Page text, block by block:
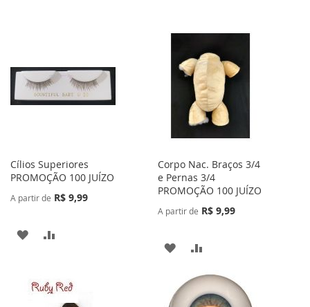
Cílios Superiores
PROMOÇÃO 100 JUÍZO
A partir de R$ 9,99
ADICIONAR
LISTA COMPARAR
Corpo Nac. Braços 3/4
e Pernas 3/4
PROMOÇÃO 100 JUÍZO
A partir de R$ 9,99
ADICIONAR
LISTACOMPARAR